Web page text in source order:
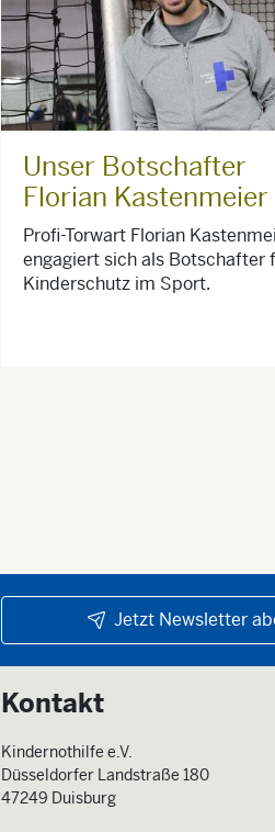
Unser Botschafter
Florian Kastenmeier
Profi-Torwart Florian
engagiert sich als Botschafter
Kinderschutz im Sport.
Jetzt Newsletter
Kontakt
Kindernothilfe e.V.
Düsseldorfer Landstraße 180
47249 Duisburg